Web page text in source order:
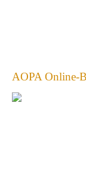
AOPA Online-